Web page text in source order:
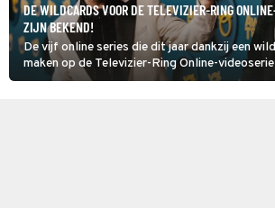
DE WILDCARDS VOOR DE TELEVIZIER-RING
ZIJN BEKEND!
De vijf online series die dit jaar dankzij een
maken op de Televizier-Ring Online-
met 25 kanshebbers is daarmee compleet.